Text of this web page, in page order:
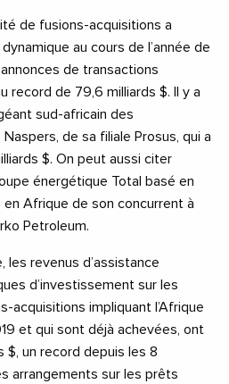
de fusions-acquisitions a
au cours de l’année de
de transactions
record de 79,6 milliards $. Il y a
sud-africain des
de sa filiale Prosus, qui a
$. On peut aussi citer
énergétique Total basé en
en Afrique de son concurrent à
Petroleum.
les revenus d’assistance
d’investissement sur les
acquisitions impliquant l’Afrique
et qui sont déjà achevées, ont
un record depuis les 8
arrangements sur les prêts